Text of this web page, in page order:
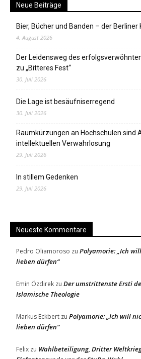
Neue Beiträge
Bier, Bücher und Banden – der Berliner
4. August 2026
Der Leidensweg des
zu „Bitteres Fest“
30. Juli 2026
Die Lage ist besäufniserregend
30. Juli 2026
Raumkürzungen an Hochschulen sind
intellektuellen Verwahrlosung
29. Juli 2026
In stillem Gedenken
29. Juli 2026
Neueste Kommentare
Pedro Oliamoroso zu Polyamorie: „Ich
lieben dürfen“
Emin Özdirek zu Der umstrittenste Ersti
Islamische Theologie
Markus Eckbert zu Polyamorie: „Ich will
lieben dürfen“
Felix zu Wahlbeteiligung, Dritter